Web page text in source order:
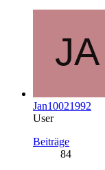
Jan10021992
User
Beiträge
84